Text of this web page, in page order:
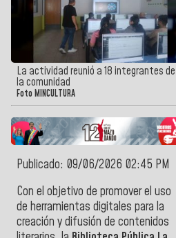
La actividad reunió a 18 integrantes de
la comunidad
Foto MINCULTURA
Publicado: 09/06/2026 02:45 PM
Con el objetivo de promover el uso
de herramientas digitales para la
creación y difusión de contenidos